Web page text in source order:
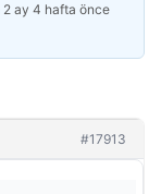
2 ay 4 hafta önce
#17913